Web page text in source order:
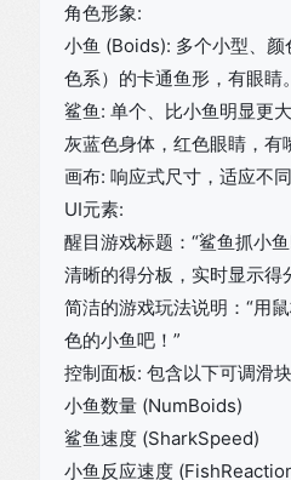
角色形象:
小鱼 (Boids): 多个小型、
色系）的卡通鱼形，有眼睛。
鲨鱼: 单个、比小鱼明显更
灰蓝色身体，红色眼睛，有
画布: 响应式尺寸，适应不同
UI元素:
醒目游戏标题：“鲨鱼抓小鱼
清晰的得分板，实时显示得
简洁的游戏玩法说明：“用
色的小鱼吧！”
控制面板: 包含以下可调滑
小鱼数量 (NumBoids)
鲨鱼速度 (SharkSpeed)
小鱼反应速度